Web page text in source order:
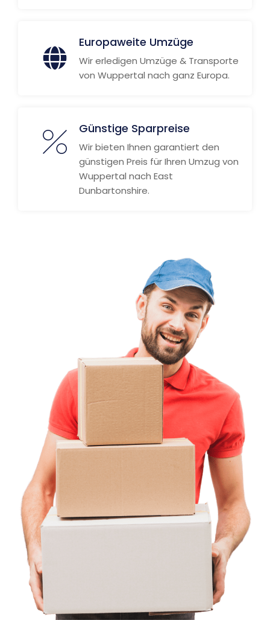
Europaweite Umzüge
Wir erledigen Umzüge & Transporte
von Wuppertal nach ganz Europa.
Günstige Sparpreise
Wir bieten Ihnen garantiert den
günstigen Preis für Ihren Umzug von
Wuppertal nach East
Dunbartonshire.